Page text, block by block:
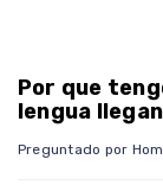
Por que
lengua
Preguntado por